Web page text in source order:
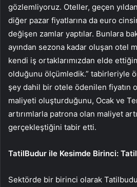
gözlemliyoruz. Oteller, geçen
diğer pazar fiyatlarına da euro
değişen zamlar yaptılar. Bunlara
ayından sezona kadar oluşan otel
kendi iş ortaklarımızdan elde
olduğunu ölçümledik.” tabirleriyle
şey dahil bir otele ödenilen fiyatın
maliyeti oluşturduğunu, Ocak ve
artırımlarla patrona olan maliyet
gerçekleştiğini tabir etti.
TatilBudur ile Kesimde Birinci:
Sektörde bir birinci olarak